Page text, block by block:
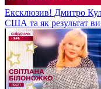
Ексклюзив! Дмитро
США та як результат